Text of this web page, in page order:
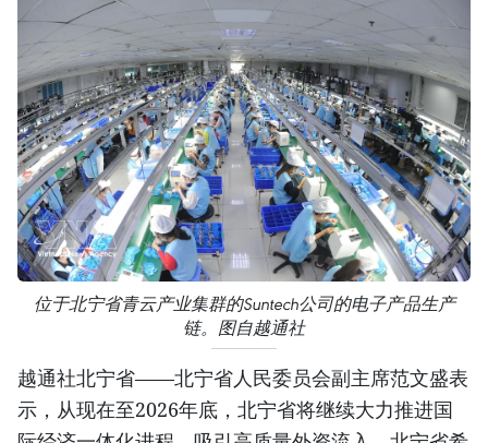
位于北宁省青云产业集群的Suntech公司的电子产品生产
链。图自越通社
越通社北宁省——北宁省人民委员会副主席范文盛表
示，从现在至2026年底，北宁省将继续大力推进国